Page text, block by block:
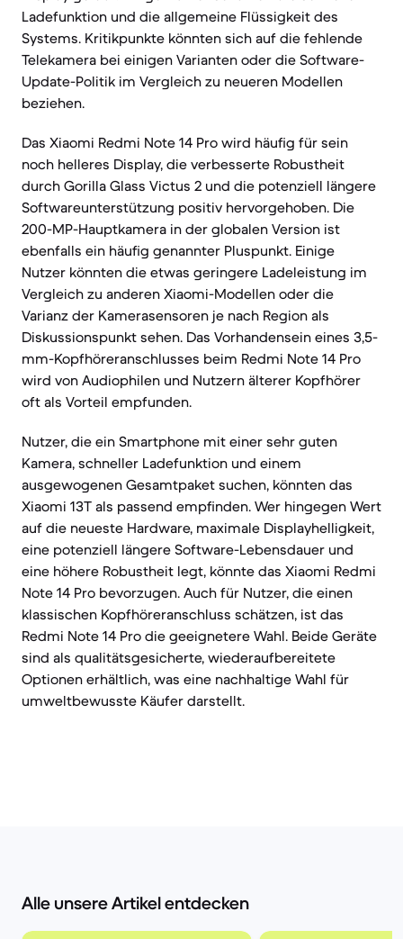
Ladefunktion und die allgemeine Flüssigkeit des
Systems. Kritikpunkte könnten sich auf die fehlende
Telekamera bei einigen Varianten oder die Software-
Update-Politik im Vergleich zu neueren Modellen
beziehen.
Das Xiaomi Redmi Note 14 Pro wird häufig für sein
noch helleres Display, die verbesserte Robustheit
durch Gorilla Glass Victus 2 und die potenziell längere
Softwareunterstützung positiv hervorgehoben. Die
200-MP-Hauptkamera in der globalen Version ist
ebenfalls ein häufig genannter Pluspunkt. Einige
Nutzer könnten die etwas geringere Ladeleistung im
Vergleich zu anderen Xiaomi-Modellen oder die
Varianz der Kamerasensoren je nach Region als
Diskussionspunkt sehen. Das Vorhandensein eines 3,5-
mm-Kopfhöreranschlusses beim Redmi Note 14 Pro
wird von Audiophilen und Nutzern älterer Kopfhörer
oft als Vorteil empfunden.
Nutzer, die ein Smartphone mit einer sehr guten
Kamera, schneller Ladefunktion und einem
ausgewogenen Gesamtpaket suchen, könnten das
Xiaomi 13T als passend empfinden. Wer hingegen Wert
auf die neueste Hardware, maximale Displayhelligkeit,
eine potenziell längere Software-Lebensdauer und
eine höhere Robustheit legt, könnte das Xiaomi Redmi
Note 14 Pro bevorzugen. Auch für Nutzer, die einen
klassischen Kopfhöreranschluss schätzen, ist das
Redmi Note 14 Pro die geeignetere Wahl. Beide Geräte
sind als qualitätsgesicherte, wiederaufbereitete
Optionen erhältlich, was eine nachhaltige Wahl für
umweltbewusste Käufer darstellt.
Alle unsere Artikel entdecken